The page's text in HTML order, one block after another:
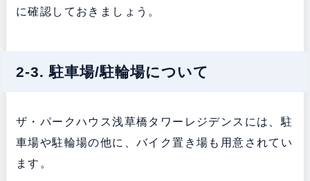
に確認しておきましょう。
2-3. 駐車場/駐輪場について
ザ・パークハウス浅草橋タワーレジデンスには、駐
車場や駐輪場の他に、バイク置き場も用意されてい
ます。